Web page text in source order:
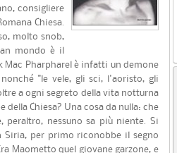
consigliere
Chiesa.
molto snob,
mondo è il
Pharpharel è infatti un demone
"le vele, gli sci, l'aoristo, gli
a ogni segreto della vita notturna
Chiesa? Una cosa da nulla: che
nessuno sa più niente. Si
per primo riconobbe il segno
Maometto quel giovane garzone, e